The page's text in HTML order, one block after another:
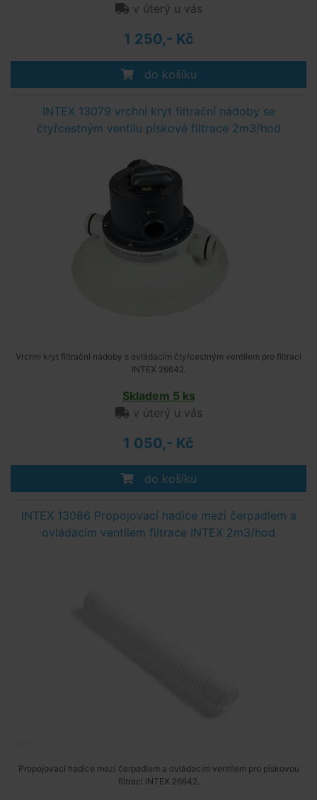
v úterý u vás
1 250,- Kč
do košíku
INTEX 13079 vrchní kryt filtrační nádoby se
čtyřcestným ventilu pískové filtrace 2m3/hod
Vrchní kryt filtrační nádoby s ovládacím čtyřcestným ventilem pro filtraci
INTEX 26642.
Skladem 5 ks
v úterý u vás
1 050,- Kč
do košíku
INTEX 13086 Propojovací hadice mezi čerpadlem a
ovládacím ventilem filtrace INTEX 2m3/hod
Propojovací hadice mezi čerpadlem a ovládacím ventilem pro pískovou
filtraci INTEX 26642.